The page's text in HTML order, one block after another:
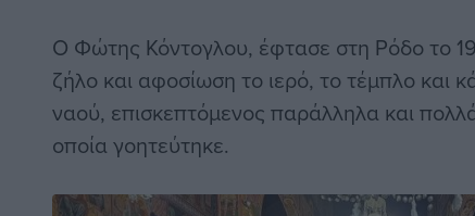
Ο Φώτης Κόντογλου, έφτασε στη Ρόδο το
ζήλο και αφοσίωση το ιερό, το τέμπλο και
ναού, επισκεπτόμενος παράλληλα και
οποία γοητεύτηκε.